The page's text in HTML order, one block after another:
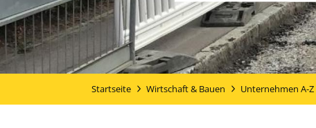
Startseite Wirtschaft & Bauen Unternehmen A-Z